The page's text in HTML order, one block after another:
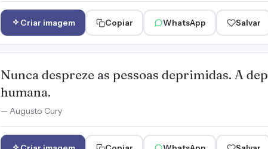
Criar imagem Copiar WhatsApp Salvar
Nunca despreze as pessoas deprimidas. A
humana.
— Augusto Cury